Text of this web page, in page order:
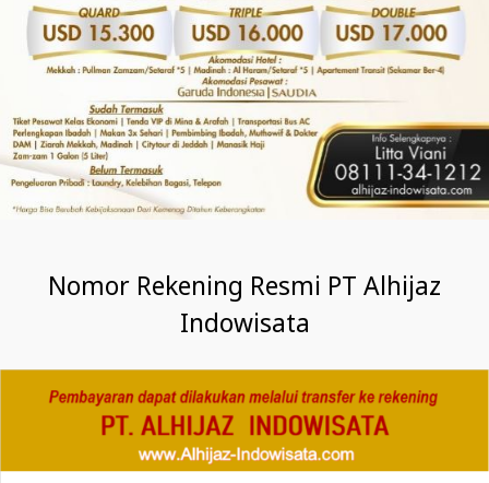
Nomor Rekening Resmi PT Alhijaz
Indowisata